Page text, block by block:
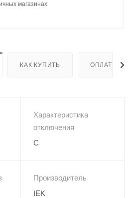
магазинах
КАК КУПИТЬ ОПЛАТА
Характеристика
отключения
C
Производитель
IEK